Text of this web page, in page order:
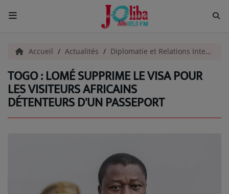
ACCUEIL
Pour Vous
ACTUALITÉS
Accueil Actualités Diplomatie et Relations Internationales
TOGO : LOMÉ SUPPRIME LE VISA POUR
LES VISITEURS AFRICAINS
DÉTENTEURS D'UN PASSEPORT